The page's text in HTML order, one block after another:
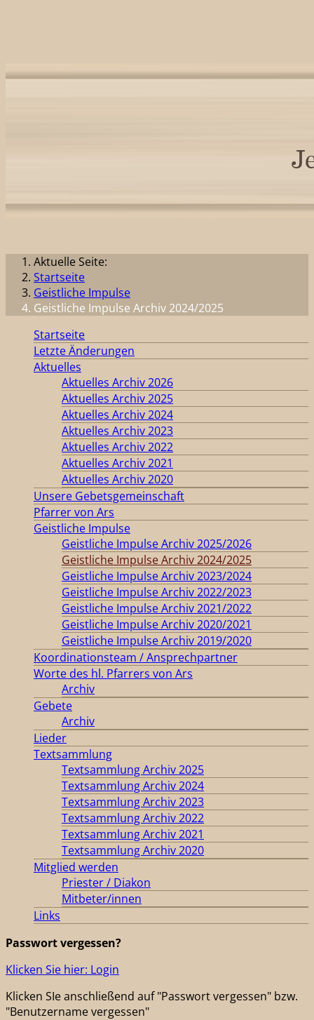
Aktuelle Seite:
Startseite
Geistliche Impulse
Geistliche Impulse Archiv 2024/2025
Startseite
Letzte Änderungen
Aktuelles
Aktuelles Archiv 2026
Aktuelles Archiv 2025
Aktuelles Archiv 2024
Aktuelles Archiv 2023
Aktuelles Archiv 2022
Aktuelles Archiv 2021
Aktuelles Archiv 2020
Unsere Gebetsgemeinschaft
Pfarrer von Ars
Geistliche Impulse
Geistliche Impulse Archiv 2025/2026
Geistliche Impulse Archiv 2024/2025
Geistliche Impulse Archiv 2023/2024
Geistliche Impulse Archiv 2022/2023
Geistliche Impulse Archiv 2021/2022
Geistliche Impulse Archiv 2020/2021
Geistliche Impulse Archiv 2019/2020
Koordinationsteam / Ansprechpartner
Worte des hl. Pfarrers von Ars
Archiv
Gebete
Archiv
Lieder
Textsammlung
Textsammlung Archiv 2025
Textsammlung Archiv 2024
Textsammlung Archiv 2023
Textsammlung Archiv 2022
Textsammlung Archiv 2021
Textsammlung Archiv 2020
Mitglied werden
Priester / Diakon
Mitbeter/innen
Links
Passwort vergessen?
Klicken Sie hier: Login
Klicken SIe anschließend auf "Passwort vergessen" bzw.
"Benutzername vergessen"